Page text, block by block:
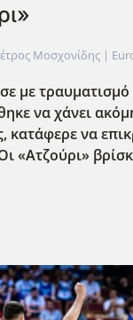
Μοσχονίδης |
με
να χάνει
κατάφερε να
«Ατζούρι»